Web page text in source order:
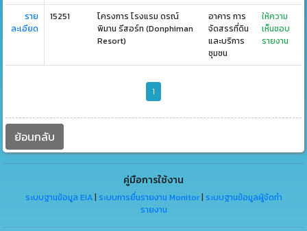
ราย
ละเอียด
15251
โครงการ โรงแรม ดรณ์
พิมาน รีสอร์ท (Donphiman
Resort)
อาคาร การ
จัดสรรที่ดิน
และบริการ
ชุมชน
ให้ความ
เห็นชอบ
รายงาน
1
ย้อนกลับ
คู่มือการใช้งาน
ระบบฐานข้อมูล EIA| ระบบการยื่นรายงาน Monitor| ระบบฐานข้อมูลผู้จัดทำ
รายงาน